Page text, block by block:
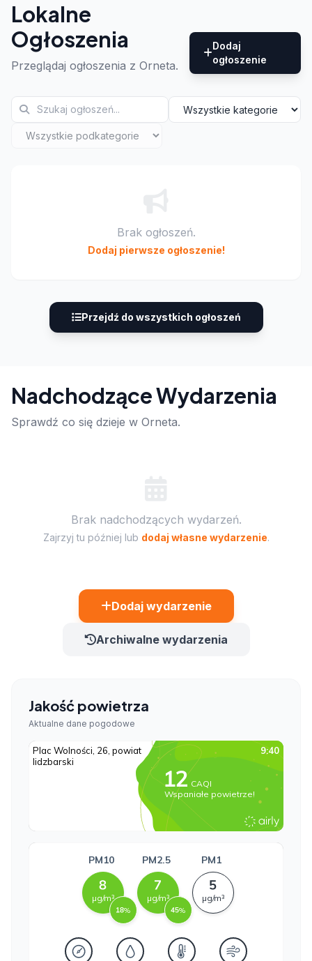
Lokalne
Ogłoszenia
Przeglądaj ogłoszenia z Orneta.
Dodaj
ogłoszenie
Brak ogłoszeń.
Dodaj pierwsze ogłoszenie!
Przejdź do wszystkich ogłoszeń
Nadchodzące Wydarzenia
Sprawdź co się dzieje w Orneta.
Brak nadchodzących wydarzeń.
Zajrzyj tu później lub dodaj własne wydarzenie.
Dodaj wydarzenie
Archiwalne wydarzenia
Jakość powietrza
Aktualne dane pogodowe